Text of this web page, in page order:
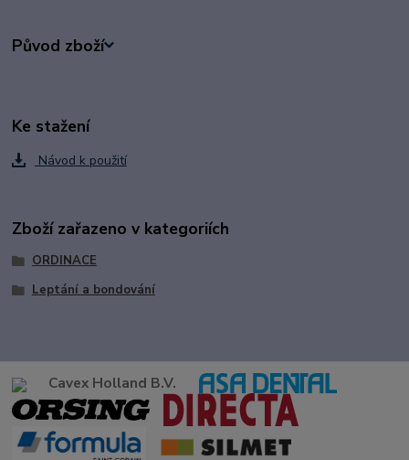
Původ zboží
Ke stažení
Návod k použití
Zboží zařazeno v kategoriích
ORDINACE
Leptání a bondování
Cavex Holland B.V.